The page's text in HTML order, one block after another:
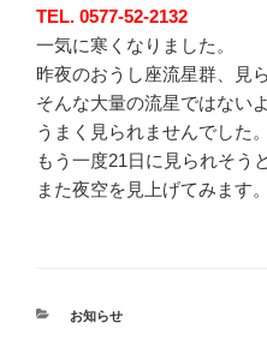
TEL. 0577-52-2132
一気に寒くなりました。
昨夜のおうし座流星群、見
そんな大量の流星ではない
うまく見られませんでした。
もう一度21日に見られそう
また夜空を見上げてみます。
カ
お知らせ